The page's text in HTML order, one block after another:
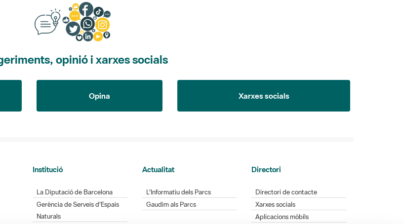
opinió i xarxes socials
Opina Xarxes socials
Institució
La Diputació de Barcelona
Gerència de Serveis d'Espais
Naturals
Actualitat
L'Informatiu dels Parcs
Gaudim als Parcs
Directori
Directori de contacte
Xarxes socials
Aplicacions mòbils